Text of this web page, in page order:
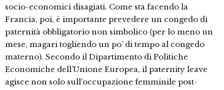
socio-economici disagiati. Come sta facendo la
Francia, poi, è importante prevedere un congedo di
paternità obbligatorio non simbolico (per lo meno un
mese, magari togliendo un po’ di tempo al congedo
materno). Secondo il Dipartimento di Politiche
Economiche dell’Unione Europea, il paternity leave
agisce non solo sull’occupazione femminile post-